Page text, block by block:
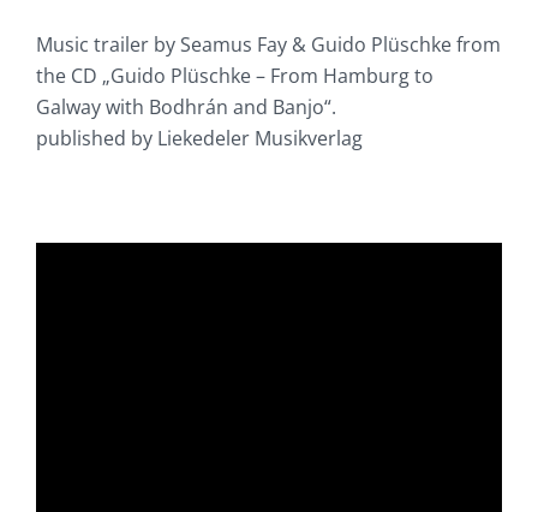
Music trailer by Seamus Fay & Guido Plüschke from
the CD „Guido Plüschke – From Hamburg to
Galway with Bodhrán and Banjo“.
published by Liekedeler Musikverlag